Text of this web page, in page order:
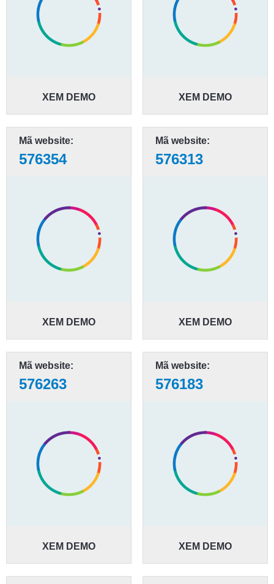
XEM DEMO XEM DEMO
Mã website:
576354
XEM DEMO
Mã website:
576313
XEM DEMO
Mã website:
576263
XEM DEMO
Mã website:
576183
XEM DEMO